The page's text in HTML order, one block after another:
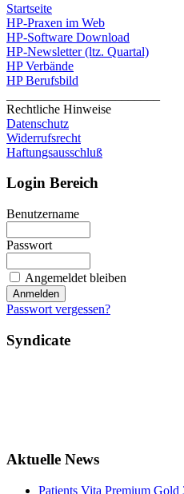
Startseite
HP-Praxen im Web
HP-Software Download
HP-Newsletter (ltz. Quartal)
HP Verbände
HP Berufsbild
Rechtliche Hinweise
Datenschutz
Widerrufsrecht
Haftungsausschluß
Login Bereich
Benutzername
Passwort
Angemeldet bleiben
Passwort vergessen?
Syndicate
Aktuelle News
Patients Vita Premium